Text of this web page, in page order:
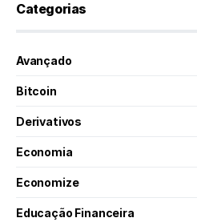
Categorias
Avançado
Bitcoin
Derivativos
Economia
Economize
Educação Financeira